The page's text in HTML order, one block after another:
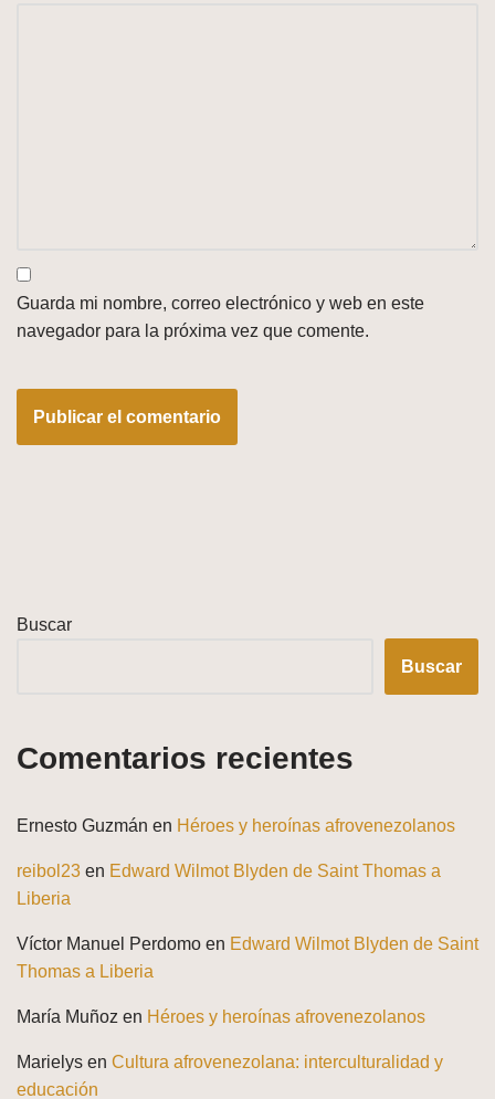
Guarda mi nombre, correo electrónico y web en este
navegador para la próxima vez que comente.
Buscar
Buscar
Comentarios recientes
Ernesto Guzmán en Héroes y heroínas afrovenezolanos
reibol23 en Edward Wilmot Blyden de Saint Thomas a
Liberia
Víctor Manuel Perdomo en Edward Wilmot Blyden de Saint
Thomas a Liberia
María Muñoz en Héroes y heroínas afrovenezolanos
Marielys en Cultura afrovenezolana: interculturalidad y
educación